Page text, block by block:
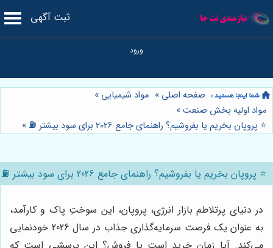
ثبت آگهی
صفحه اصلی » مواد شیمیایی »
مواد اولیه بخش صنعت»
⭐️ پروپان بخریم یا بفروشیم؟ راهنمای جامع 2026 برای سود بیشتر ⛽️
»
⭐️ پروپان بخریم یا بفروشیم؟ راهنمای جامع 2026 برای سود بیشتر ⛽️
در دنیای پرتلاطم بازار انرژی، پروپان، این سوختِ پاک و کارآمد،
به عنوان یک فرصت سرمایه‌گذاری جذاب در سال 2026 خودنمایی